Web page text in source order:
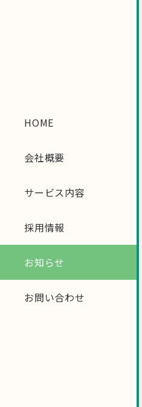
HOME
会社概要
サービス内容
採用情報
お知らせ
お問い合わせ